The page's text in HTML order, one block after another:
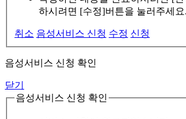
하시려면 [수정]버튼을 눌러주세요.
취소 음성서비스 신청 수정 신청
음성서비스 신청 확인
닫기
음성서비스 신청 확인